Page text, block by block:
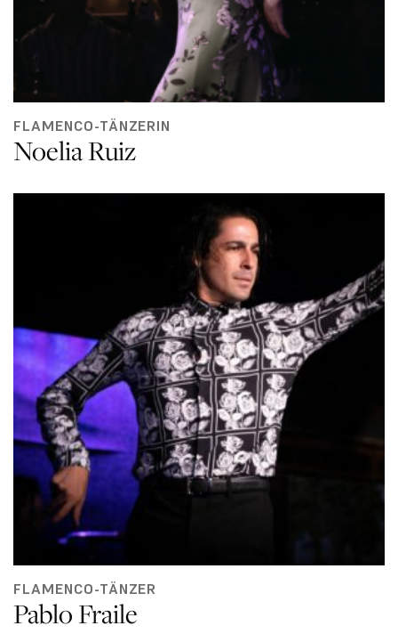
FLAMENCO-TÄNZERIN
Noelia Ruiz
FLAMENCO-TÄNZER
Pablo Fraile